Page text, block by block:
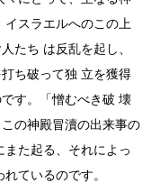
スラエルへのこの上
たち は反乱を起し、
ち破って独 立を獲得
す。「憎むべき破 壊
の神殿冒瀆の出来事の
た起る、それによっ
ているのです。